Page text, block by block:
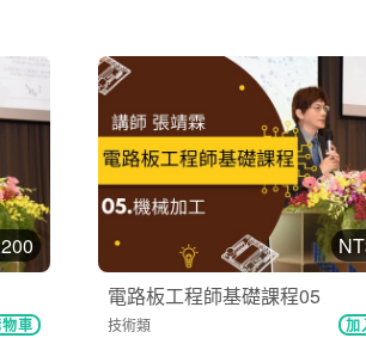
車
電路板工程師基礎課程05
技術類 加